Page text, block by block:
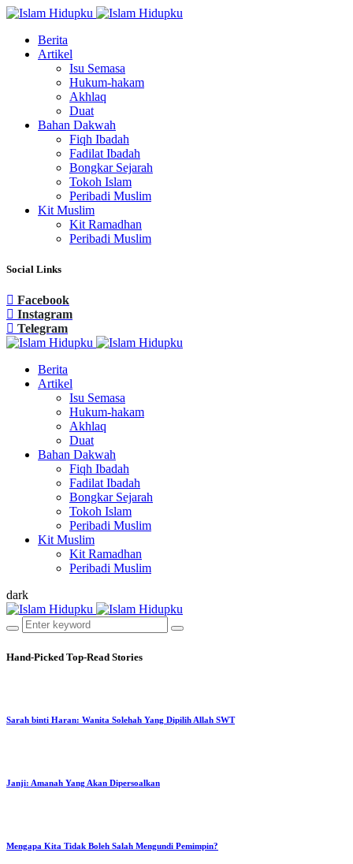
Berita
Artikel
Isu Semasa
Hukum-hakam
Akhlaq
Duat
Bahan Dakwah
Fiqh Ibadah
Fadilat Ibadah
Bongkar Sejarah
Tokoh Islam
Peribadi Muslim
Kit Muslim
Kit Ramadhan
Peribadi Muslim
Social Links
Facebook
Instagram
Telegram
Berita
Artikel
Isu Semasa
Hukum-hakam
Akhlaq
Duat
Bahan Dakwah
Fiqh Ibadah
Fadilat Ibadah
Bongkar Sejarah
Tokoh Islam
Peribadi Muslim
Kit Muslim
Kit Ramadhan
Peribadi Muslim
dark
Hand-Picked Top-Read Stories
Sarah binti Haran: Wanita Solehah Yang Dipilih Allah SWT
Janji: Amanah Yang Akan Dipersoalkan
Mengapa Kita Tidak Boleh Salah Mengundi Pemimpin?